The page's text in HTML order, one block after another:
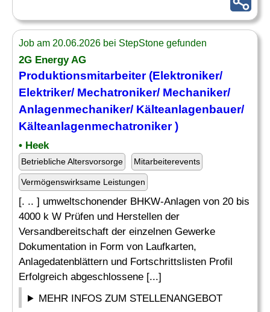
Job am 20.06.2026 bei StepStone gefunden
2G Energy AG
Produktionsmitarbeiter (Elektroniker/
Elektriker/ Mechatroniker/ Mechaniker/
Anlagenmechaniker/ Kälteanlagenbauer/
Kälteanlagenmechatroniker )
• Heek
Betriebliche Altersvorsorge Mitarbeiterevents
Vermögenswirksame Leistungen
[. .. ] umweltschonender BHKW-Anlagen von 20 bis
4000 k W Prüfen und Herstellen der
Versandbereitschaft der einzelnen Gewerke
Dokumentation in Form von Laufkarten,
Anlagedatenblättern und Fortschrittslisten Profil
Erfolgreich abgeschlossene [...]
MEHR INFOS ZUM STELLENANGEBOT